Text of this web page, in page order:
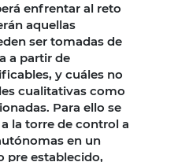
enfrentar al reto
aquellas
ser tomadas de
a partir de
y cuáles no
cualitativas como
Para ello se
la torre de control a
en un
pre establecido,